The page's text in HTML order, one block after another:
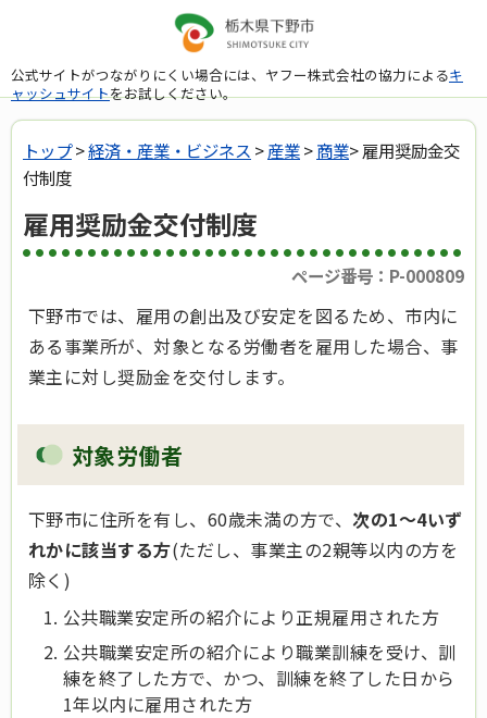
公式サイトがつながりにくい場合には、ヤフー株式会社の協力によるキ
ャッシュサイトをお試しください。
トップ>経済・産業・ビジネス >産業>商業> 雇用奨励金交
付制度
雇用奨励金交付制度
ページ番号：P-000809
下野市では、雇用の創出及び安定を図るため、市内に
ある事業所が、対象となる労働者を雇用した場合、事
業主に対し奨励金を交付します。
対象労働者
下野市に住所を有し、60歳未満の方で、 次の1～4いず
れかに該当する方(ただし、事業主の2親等以内の方を
除く)
公共職業安定所の紹介により正規雇用された方
公共職業安定所の紹介により職業訓練を受け、訓
練を終了した方で、かつ、訓練を終了した日から
1年以内に雇用された方